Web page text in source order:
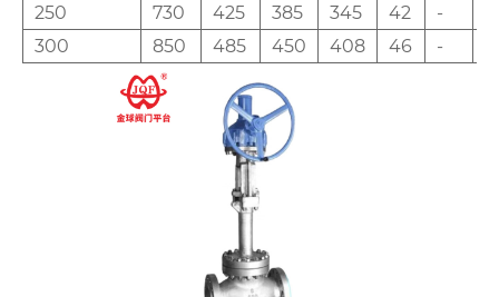
250
730 425 385 345 42 -
300
850 485 450 408 46 -